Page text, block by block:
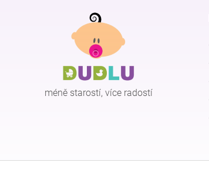
méně starostí, více radostí